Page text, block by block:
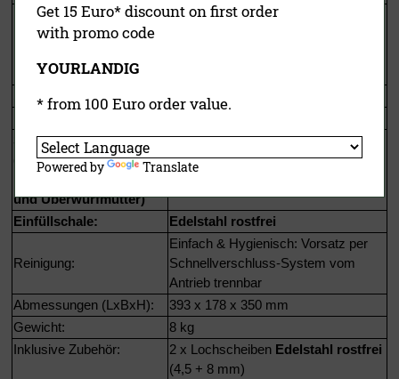
BigFeed™ Wolf:
Aufnahme selbst großer Stücke,
Spannung:
230 V
Schneidesystem
(Vorsatz, Schnecke,
Messer, Lochscheibe
und Überwurfmutter)
Edelstahl rostfrei
Einfüllschale: Edelstahl rostfrei
Reinigung:
Einfach & Hygienisch: Vorsatz per
Schnellverschluss-System vom
Antrieb trennbar
Abmessungen (LxBxH):
393 x 178 x 350 mm
Gewicht:
8 kg
Inklusive Zubehör:
2 x Lochscheiben Edelstahl rostfrei
(4,5 + 8 mm)
Get 15 Euro* discount on first order
with promo code
YOURLANDIG
* from 100 Euro order value.
Powered by Translate